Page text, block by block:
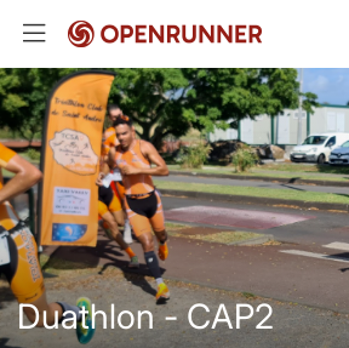
Duathlon - CAP2